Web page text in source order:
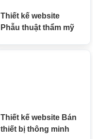
Thiết kế website
Phẫu thuật thẩm mỹ
Thiết kế website Bán
thiết bị thông minh